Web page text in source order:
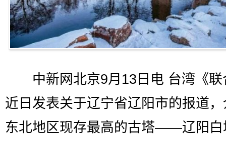
中新网北京9月13日电 台湾《联
近日发表关于辽宁省辽阳市的报道
东北地区现存最高的古塔——辽阳白